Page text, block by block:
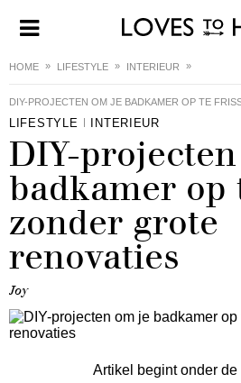
HOME LIFESTYLE INTERIEUR
DIY-PROJECTEN OM JE BADKAMER OP TE
LIFESTYLE INTERIEUR
DIY-
badkamer op
zonder grote
renovaties
Joy
Artikel begint onder de